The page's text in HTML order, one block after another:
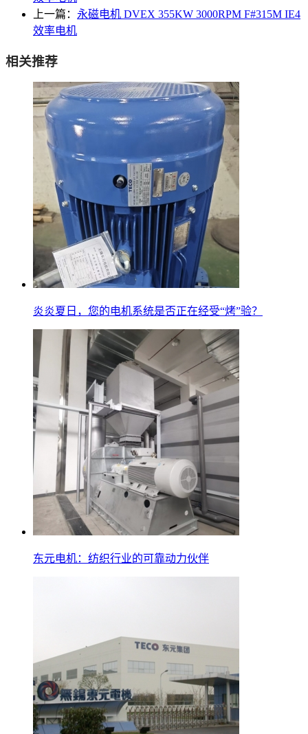
上一篇： 永磁电机 DVEX 355KW 3000RPM F#315M IE4
效率电机
相关推荐
炎炎夏日，您的电机系统是否正在经受“烤”验？
东元电机：纺织行业的可靠动力伙伴